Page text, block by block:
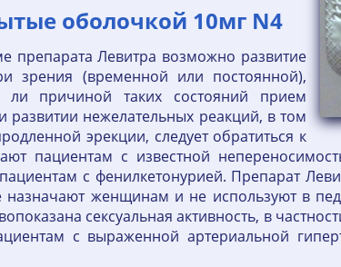
оболочкой 10мг N4
препарата Левитра возможно развитие
зрения (временной или постоянной),
ли причиной таких состояний прием
нежелательных реакций, в том
эрекции, следует обратиться к
пациентам с известной
с фенилкетонурией. Препарат
женщинам и не используют в
сексуальная активность, в
с выраженной артериальной